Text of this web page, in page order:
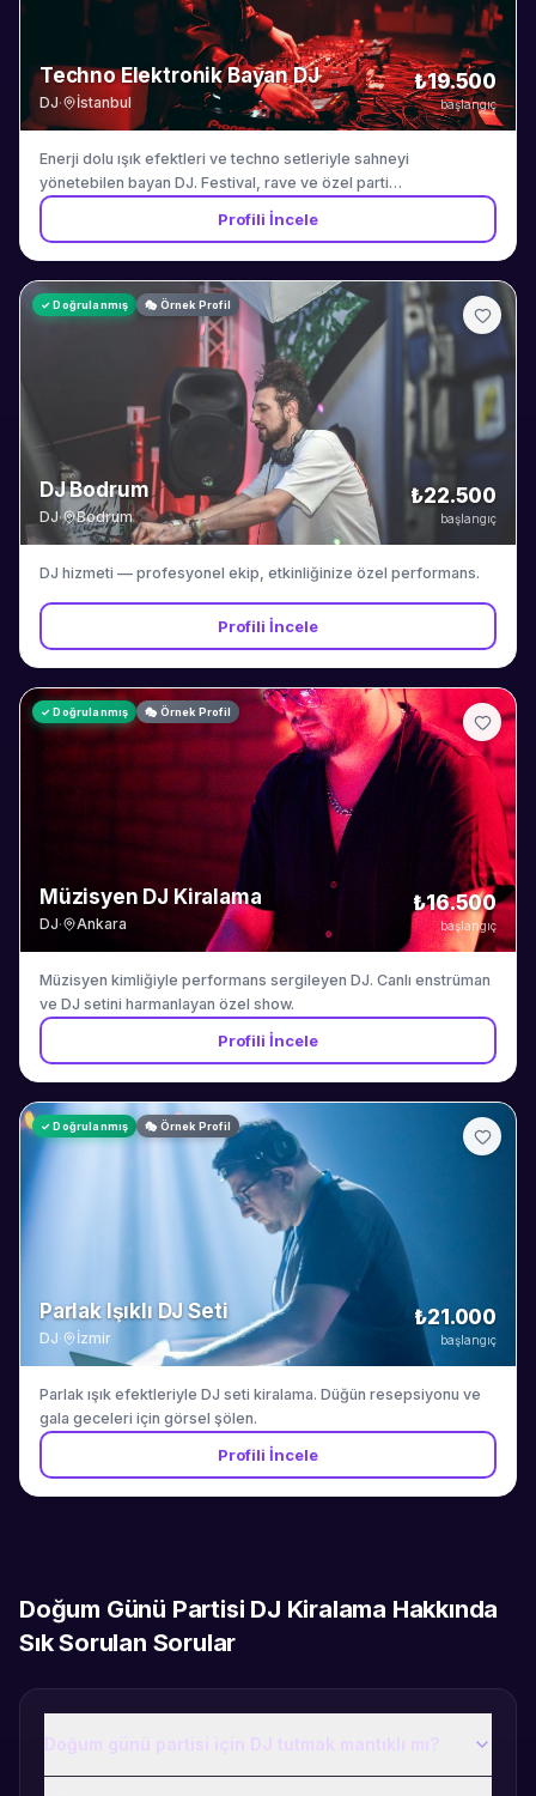
Techno Elektronik Bayan DJ
DJ· İstanbul
₺19.500
başlangıç
Enerji dolu ışık efektleri ve techno setleriyle sahneyi
yönetebilen bayan DJ. Festival, rave ve özel parti
organizasyonları.
Profili İncele
✓ Doğrulanmış 🎭 Örnek Profil
DJ Bodrum
DJ· Bodrum
₺22.500
başlangıç
DJ hizmeti — profesyonel ekip, etkinliğinize özel performans.
Profili İncele
✓ Doğrulanmış 🎭 Örnek Profil
Müzisyen DJ Kiralama
DJ· Ankara
₺16.500
başlangıç
Müzisyen kimliğiyle performans sergileyen DJ. Canlı enstrüman
ve DJ setini harmanlayan özel show.
Profili İncele
✓ Doğrulanmış 🎭 Örnek Profil
Parlak Işıklı DJ Seti
DJ· İzmir
₺21.000
başlangıç
Parlak ışık efektleriyle DJ seti kiralama. Düğün resepsiyonu ve
gala geceleri için görsel şölen.
Profili İncele
Doğum Günü Partisi DJ Kiralama Hakkında
Sık Sorulan Sorular
Doğum günü partisi için DJ tutmak mantıklı mı?